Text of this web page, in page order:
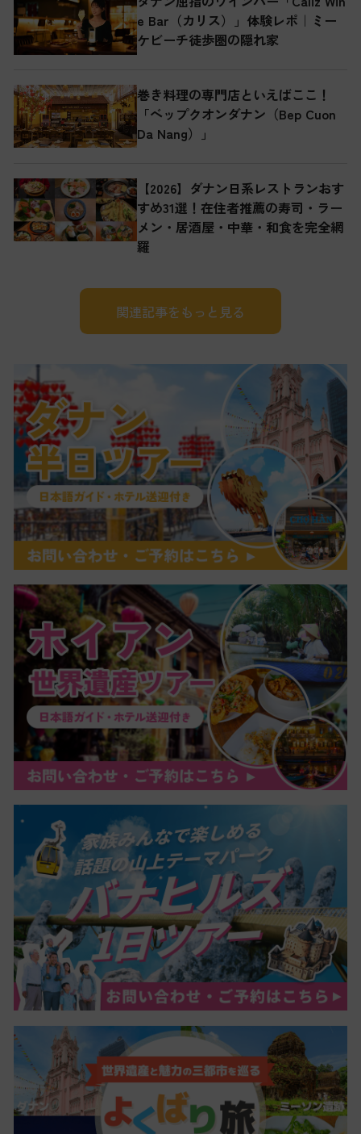
e Bar（カリス）」体験レポ｜ミー
ケビーチ徒歩圏の隠れ家
巻き料理の専門店といえばここ！
「ベップクオンダナン（Bep Cuon
Da Nang）」
【2026】ダナン日系レストランおす
すめ31選！在住者推薦の寿司・ラー
メン・居酒屋・中華・和食を完全網
羅
関連記事をもっと見る